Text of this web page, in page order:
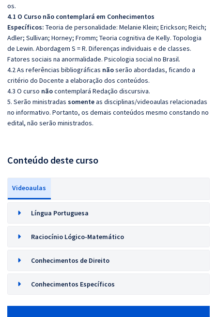
os.
4.1 O Curso não contemplará em Conhecimentos
Específicos: Teoria de personalidade: Melanie Klein; Erickson; Reich;
Adler; Sullivan; Horney; Fromm; Teoria cognitiva de Kelly. Topologia
de Lewin. Abordagem S = R. Diferenças individuais e de classes.
Fatores sociais na anormalidade. Psicologia social no Brasil.
4.2 As referências bibliográficas nãoserão abordadas, ficando a
critério do Docente a elaboração dos conteúdos.
4.3 O curso nãocontemplará Redação discursiva.
5. Serão ministradas somenteas disciplinas/videoaulas relacionadas
no informativo. Portanto, os demais conteúdos mesmo constando no
edital, não serão ministrados.
Conteúdo deste curso
Videoaulas
Língua Portuguesa
Raciocínio Lógico-Matemático
Conhecimentos de Direito
Conhecimentos Específicos